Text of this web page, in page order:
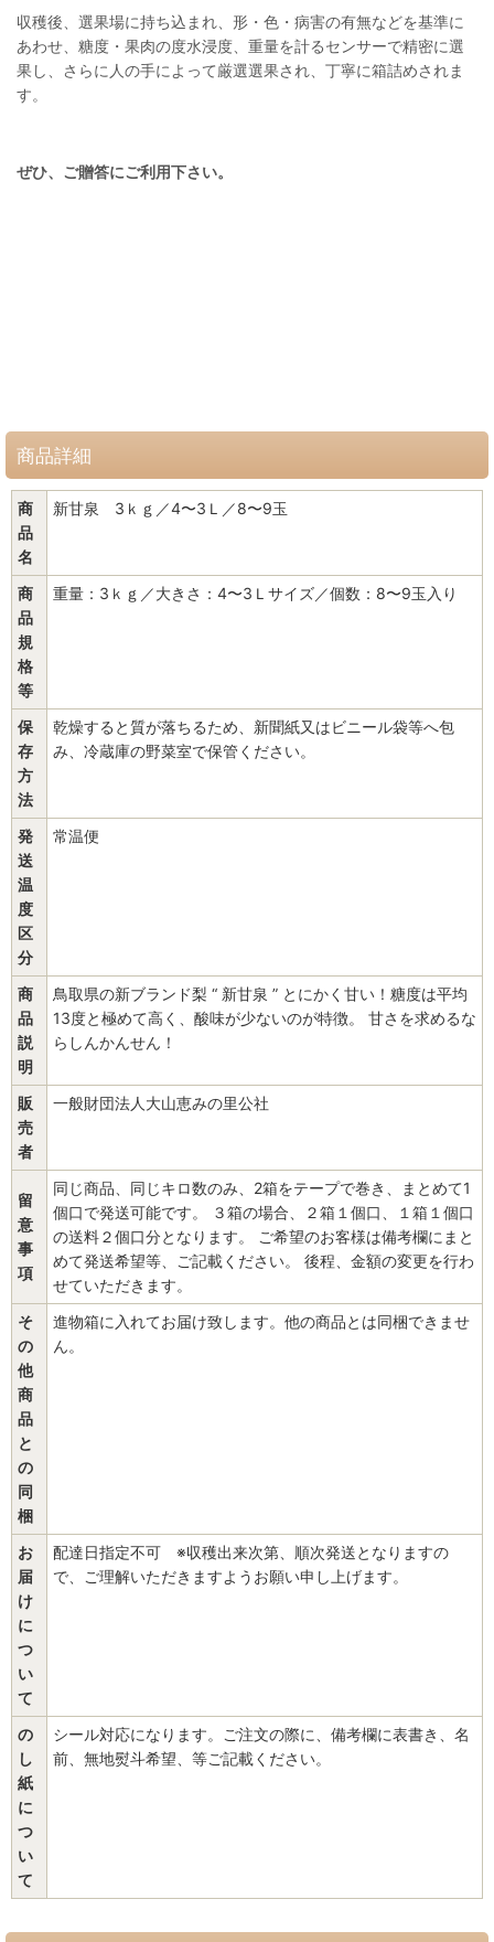
収穫後、選果場に持ち込まれ、形・色・病害の有無などを基準に
あわせ、糖度・果肉の度水浸度、重量を計るセンサーで精密に選
果し、さらに人の手によって厳選選果され、丁寧に箱詰めされま
す。
ぜひ、ご贈答にご利用下さい。
商品詳細
商
品
名
新甘泉 3ｋｇ／4〜3Ｌ／8〜9玉
商
品
規
格
等
重量：3ｋｇ／大きさ：4〜3Ｌサイズ／個数：8〜9玉入り
保
存
方
法
乾燥すると質が落ちるため、新聞紙又はビニール袋等へ包
み、冷蔵庫の野菜室で保管ください。
発
送
温
度
区
分
常温便
商
品
説
明
鳥取県の新ブランド梨 “ 新甘泉 ” とにかく甘い！糖度は平均
13度と極めて高く、酸味が少ないのが特徴。 甘さを求めるな
らしんかんせん！
販
売
者
一般財団法人大山恵みの里公社
留
意
事
項
同じ商品、同じキロ数のみ、2箱をテープで巻き、まとめて1
個口で発送可能です。 ３箱の場合、２箱１個口、１箱１個口
の送料２個口分となります。 ご希望のお客様は備考欄にまと
めて発送希望等、ご記載ください。 後程、金額の変更を行わ
せていただきます。
そ
の
他
商
品
と
の
同
梱
進物箱に入れてお届け致します。他の商品とは同梱できませ
ん。
お
届
け
に
つ
い
て
配達日指定不可 ※収穫出来次第、順次発送となりますの
で、ご理解いただきますようお願い申し上げます。
の
し
紙
に
つ
い
て
シール対応になります。ご注文の際に、備考欄に表書き、名
前、無地熨斗希望、等ご記載ください。